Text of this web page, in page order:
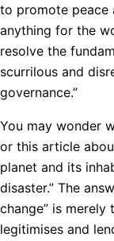
to promote peace
anything for the
resolve the
scurrilous and
governance.”
You may wonder
or this article
planet and its
disaster.” The
change” is
legitimises and